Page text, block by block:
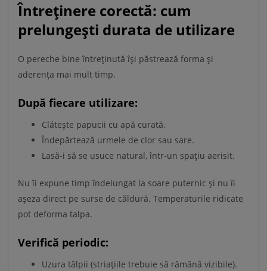
Întreținere corectă: cum
prelungești durata de utilizare
O pereche bine întreținută își păstrează forma și
aderența mai mult timp.
După fiecare utilizare:
Clătește papucii cu apă curată.
Îndepărtează urmele de clor sau sare.
Lasă-i să se usuce natural, într-un spațiu aerisit.
Nu îi expune timp îndelungat la soare puternic și nu îi
așeza direct pe surse de căldură. Temperaturile ridicate
pot deforma talpa.
Verifică periodic:
Uzura tălpii (striațiile trebuie să rămână vizibile).